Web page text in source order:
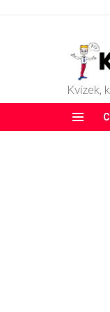
Kvízek,